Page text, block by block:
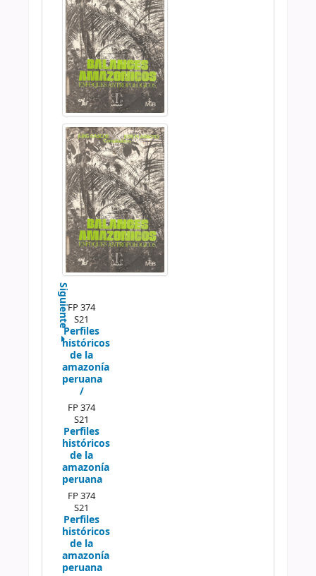
SiguienteFP 374
S21
Perfiles
históricos
de la
amazonía
peruana
/
FP 374
S21
Perfiles
históricos
de la
amazonía
peruana
FP 374
S21
Perfiles
históricos
de la
amazonía
peruana